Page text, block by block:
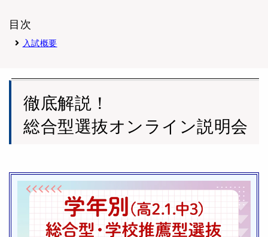
目次
入試概要
徹底解説！
総合型選抜オンライン説明会